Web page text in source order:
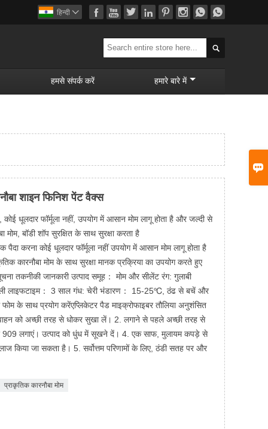

       
हिन्दी 

हमसे संपर्क करें हमारे बारे में
शाइन फिनिश पेंट वैक्स
धूलदार फॉर्मूला नहीं, उपयोग में आसान मोम लागू होता है और जल्दी से
मोम, बॉडी शॉप सुरक्षित के साथ सुरक्षा करता है
करना कोई धूलदार फॉर्मूला नहीं उपयोग में आसान मोम लागू होता है
कारनौबा मोम के साथ सुरक्षा मानक प्रक्रिया का उपयोग करते हुए
तकनीकी जानकारी उत्पाद समूह： मोम और सीलेंट रंग: गुलाबी
ली लाइफटाइम： 3 साल गंध: चेरी भंडारण： 15-25℃, ठंढ से बचें और
के साथ प्रयोग करेंएप्लिकेटर पैड माइक्रोफाइबर तौलिया अनुशंसित
को अच्छी तरह से धोकर सुखा लें। 2. लगाने से पहले अच्छी तरह से
909 लगाएं। उत्पाद को धुंध में सूखने दें। 4. एक साफ, मुलायम कपड़े से
किया जा सकता है। 5. सर्वोत्तम परिणामों के लिए, ठंडी सतह पर और
प्राकृतिक कारनौबा मोम